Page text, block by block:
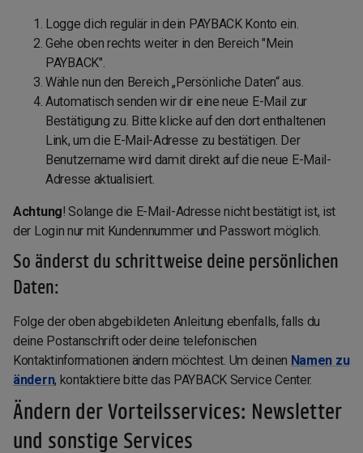
Logge dich regulär in dein PAYBACK Konto ein.
Gehe oben rechts weiter in den Bereich "Mein
PAYBACK".
Wähle nun den Bereich „Persönliche Daten“ aus.
Automatisch senden wir dir eine neue E-Mail zur
Bestätigung zu. Bitte klicke auf den dort enthaltenen
Link, um die E-Mail-Adresse zu bestätigen. Der
Benutzername wird damit direkt auf die neue E-Mail-
Adresse aktualisiert.
Achtung! Solange die E-Mail-Adresse nicht bestätigt ist, ist
der Login nur mit Kundennummer und Passwort möglich.
So änderst du schrittweise deine persönlichen
Daten:
Folge der oben abgebildeten Anleitung ebenfalls, falls du
deine Postanschrift oder deine telefonischen
Kontaktinformationen ändern möchtest. Um deinen Namen zu
ändern, kontaktiere bitte das PAYBACK Service Center.
Ändern der Vorteilsservices: Newsletter
und sonstige Services